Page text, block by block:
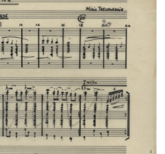
As-MTH-003-Sc-003-015-
As-MTH-003-Sc-003-016-
As-MTH-003-Sc-003-017-
As-MTH-003-Sc-003-018-
As-MTH-003-Sc-003-019-
As-MTH-003-Sc-004-020-Σκίτσα
As-MTH-003-Sc-004-021-
As-MTH-003-Sc-004-022-
As-MTH-003-Sc-004-023-